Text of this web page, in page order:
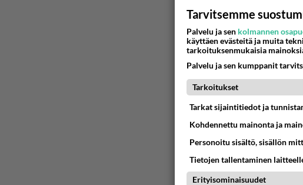
Tarvitsemme
Palvelu ja sen kolmannen
käyttäen evästeitä ja muita
tarkoituksenmukaisia
Palvelu ja sen kumppanit
Tarkoitukset
Tarkat sijaintitiedot ja
Kohdennettu mainonta ja
Personoitu sisältö, sisällön
Tietojen tallentaminen
Erityisominaisuudet